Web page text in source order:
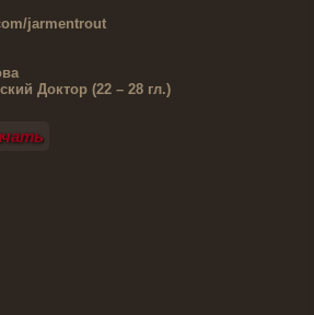
jarmentrout
Доктор (22 – 28 гл.)